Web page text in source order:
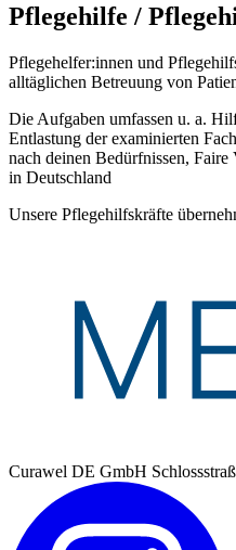
Pflegehilfe /
Pflegehelfer:innen und
alltäglichen Betreuung von
Die Aufgaben umfassen u. a.
Entlastung der examinierten
nach deinen Bedürfnissen,
in Deutschland
Unsere Pflegehilfskräfte
Curawel DE GmbH